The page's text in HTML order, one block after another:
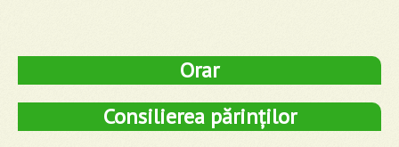
Orar
Consilierea părinților